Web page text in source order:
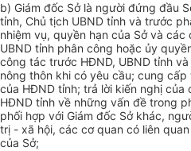
b) Giám đốc Sở là người đứng đầu
tỉnh, Chủ tịch UBND tỉnh và trước
nhiệm vụ, quyền hạn của Sởvà các
UBND tỉnh phân công hoặc ủy
công tác trước HĐND, UBND tỉnh
nông thôn khi có yêu cầu; cung
của HĐND tỉnh; trả lời kiến nghị
HĐND tỉnh về những vấn đề trong
phối hợp với Giám đốc Sở khác,
trị - xã hội, các cơ quan có liên
của Sở;